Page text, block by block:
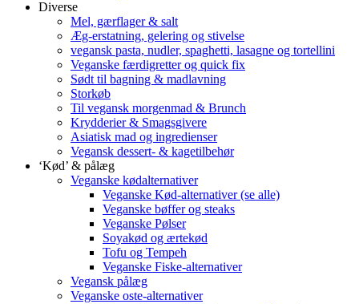
Diverse
Mel, gærflager & salt
Æg-erstatning, gelering og stivelse
vegansk pasta, nudler, spaghetti, lasagne og tortellini
Veganske færdigretter og quick fix
Sødt til bagning & madlavning
Storkøb
Til vegansk morgenmad & Brunch
Krydderier & Smagsgivere
Asiatisk mad og ingredienser
Vegansk dessert- & kagetilbehør
‘Kød’ & pålæg
Veganske kødalternativer
Veganske Kød-alternativer (se alle)
Veganske bøffer og steaks
Veganske Pølser
Soyakød og ærtekød
Tofu og Tempeh
Veganske Fiske-alternativer
Vegansk pålæg
Veganske oste-alternativer